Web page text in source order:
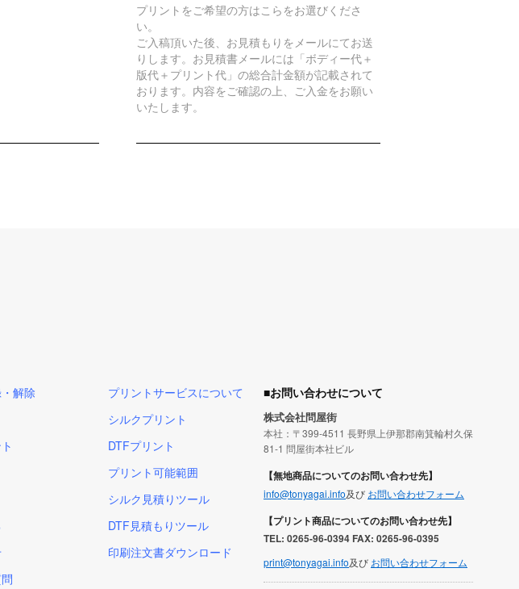
プリントをご希望の方はこらをお選びくださ
い。
ご入稿頂いた後、お見積もりをメールにてお送
りします。お見積書メールには「ボディー代＋
版代＋プリント代」の総合計金額が記載されて
おります。内容をご確認の上、ご入金をお願い
いたします。
解除
プリントサービスについて
シルクプリント
DTFプリント
プリント可能範囲
シルク見積りツール
DTF見積もりツール
印刷注文書ダウンロード
■お問い合わせについて
株式会社問屋街
本社：〒399-4511 長野県上伊那郡南箕輪村久保
81-1 問屋街本社ビル
【無地商品についてのお問い合わせ先】
info@tonyagai.info及び お問い合わせフォーム
【プリント商品についてのお問い合わせ先】
TEL: 0265-96-0394 FAX: 0265-96-0395
print@tonyagai.info及び お問い合わせフォーム